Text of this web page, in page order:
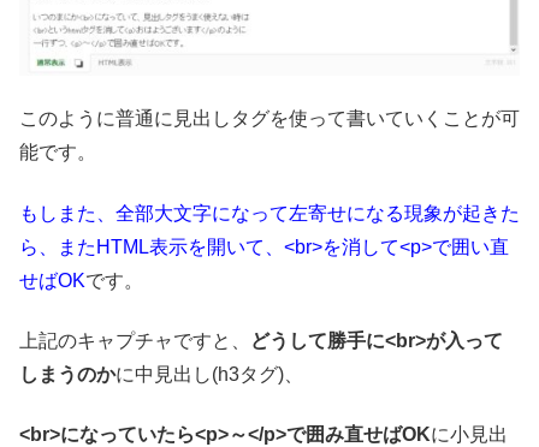
このように普通に見出しタグを使って書いていくことが可
能です。
もしまた、全部大文字になって左寄せになる現象が起きた
ら、またHTML表示を開いて、<br>を消して<p>で囲い直
せばOKです。
上記のキャプチャですと、
どうして勝手に<br>が入って
しまうのかに中見出し(h3タグ)、
<br>になっていたら<p>～</p>で囲み直せばOKに小見出